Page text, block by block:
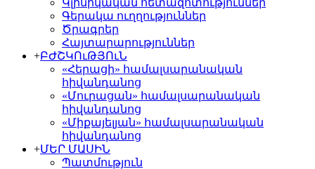
Կլինիկական հետազոտություններ
Գերակա ուղղություններ
Ծրագրեր
Հայտարարություններ
+ԲԺՇԿՈւԹՅՈւՆ
«Հերացի» համալսարանական
հիվանդանոց
«Մուրացան» համալսարանական
հիվանդանոց
«Միքայելյան» համալսարանական
հիվանդանոց
+ՄԵՐ ՄԱՍԻՆ
Պատմություն